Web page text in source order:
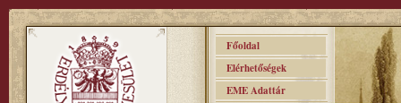
Főoldal
Elérhetőségek
EME Adattár